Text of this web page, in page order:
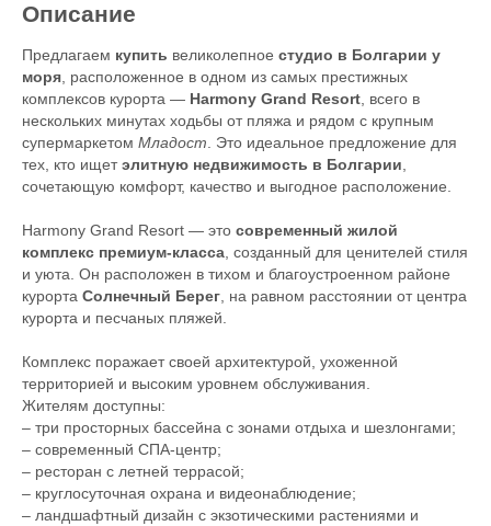
Описание
Предлагаем купить великолепное студио в Болгарии у
моря, расположенное в одном из самых престижных
комплексов курорта — Harmony Grand Resort, всего в
нескольких минутах ходьбы от пляжа и рядом с крупным
супермаркетом Mладост. Это идеальное предложение для
тех, кто ищетэлитную недвижимость в Болгарии,
сочетающую комфорт, качество и выгодное расположение.
Harmony Grand Resort — это современный жилой
комплекс премиум-класса, созданный для ценителей стиля
и уюта. Он расположен в тихом и благоустроенном районе
курорта Солнечный Берег, на равном расстоянии от центра
курорта и песчаных пляжей.
Комплекс поражает своей архитектурой, ухоженной
территорией и высоким уровнем обслуживания.
Жителям доступны:
– три просторных бассейна с зонами отдыха и шезлонгами;
– современный СПА-центр;
– ресторан с летней террасой;
– круглосуточная охрана и видеонаблюдение;
– ландшафтный дизайн с экзотическими растениями и